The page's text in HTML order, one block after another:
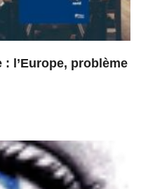
l’Europe, problème